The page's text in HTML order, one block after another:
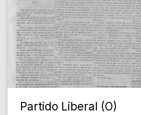
Partido Liberal (O)